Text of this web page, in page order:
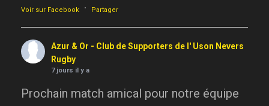
Voir sur Facebook · Partager
Azur & Or - Club de Supporters de l' Uson Nevers
Rugby
7 jours il y a
Prochain match amical pour notre équipe